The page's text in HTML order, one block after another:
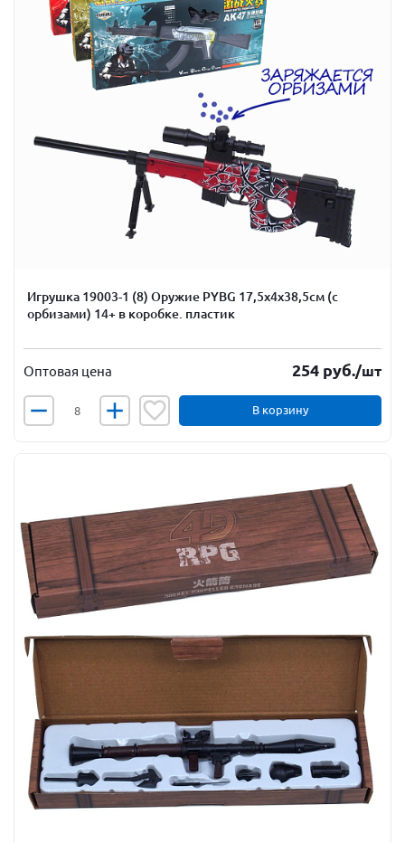
Игрушка 19003-1 (8) Оружие PYBG 17,5х4х38,5см (с
орбизами) 14+ в коробке. пластик
Оптовая цена 254 руб./шт
В корзину